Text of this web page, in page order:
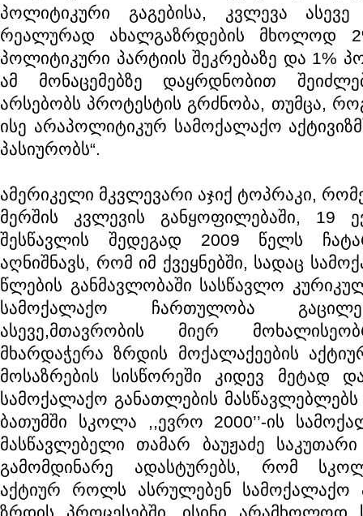
პოლიტიკური გაგებისა, კვლევა ასევე
რეალურად ახალგაზრდების მხოლოდ
პოლიტიკური პარტიის შეკრებაზე და 1%
ამ მონაცემებზე დაყრდნობით
არსებობს პროტესტის გრძნობა, თუმცა,
ისე არაპოლიტიკურ სამოქალაქო
პასიურობს“.
ამერიკელი მკვლევარი აჯიქ ტოპრაკი,
მერშის კვლევის განყოფილებაში, 19
შესწავლის შედეგად 2009 წელს
აღნიშნავს, რომ იმ ქვეყნებში, სადაც
წლების განმავლობაში სასწავლო
სამოქალაქო ჩართულობა
ასევე,მთავრობის მიერ
მხარდაჭერა ზრდის მოქალაქეების
მოსაზრების სისწორეში კიდევ მეტად
სამოქალაქო განათლების
ბათუმში სკოლა ,,ევრო 2000’’-ის
მასწავლებელი თამარ ბაუჟაძე
გამომდინარე ადასტურებს, რომ
აქტიურ როლს ასრულებენ სამოქალაქო